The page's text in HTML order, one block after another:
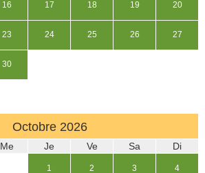
16 17 18 19 20
23 24 25 26 27
30
Octobre 2026
Me Je Ve Sa Di
1 2 3 4